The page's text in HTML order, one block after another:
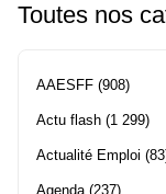
Toutes nos
AAESFF (908)
Actu flash (1 299)
Actualité Emploi
Agenda(237)